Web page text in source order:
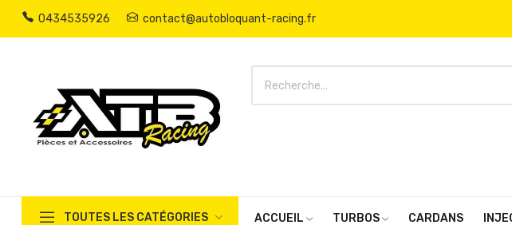
0434535926 contact@autobloquant-racing.fr
TOUTES LES CATÉGORIES ACCUEIL TURBOS CARDANS